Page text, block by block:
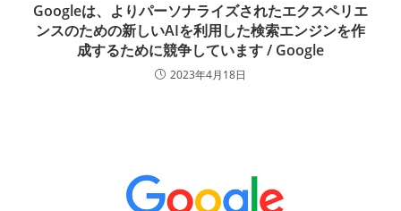
Googleは、よりパーソナライズされたエクスペリエ
ンスのための新しいAIを利用した検索エンジンを作
成するために競争しています / Google
2023年4月18日